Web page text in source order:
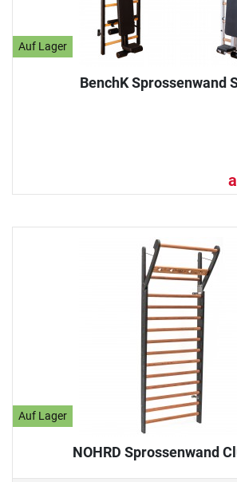
Auf Lager
BenchK Sprossenwand
Auf Lager
NOHRD Sprossenwand